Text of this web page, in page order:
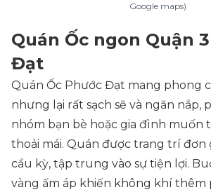
Google maps)
Quán Ốc ngon Quận
Đạt
Quán Ốc Phước Đạt mang phong
nhưng lại rất sạch sẽ và ngăn nắp,
nhóm bạn bè hoặc gia đình muốn
thoải mái. Quán được trang trí đơn
cầu kỳ, tập trung vào sự tiện lợi.
vàng ấm áp khiến không khí thêm